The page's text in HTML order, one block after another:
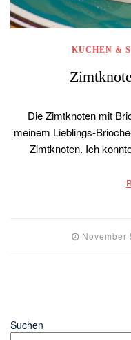
KUCHEN &
Die Zimtknoten mit
meinem Lieblings-
Zimtknoten. Ich
November
Suchen